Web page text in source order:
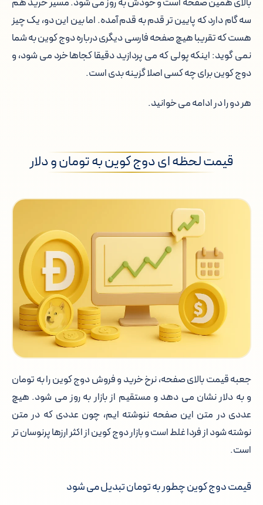
شود گفت
بهترین زمان خرید دوج کوین
نگهداری امن دوج کوین و انتخاب کیف
ارزهای مشابه دوج کوین
قبل از اینکه دکمه خرید را بزنید
سه گام دارد که پایین تر قدم به قدم آمده. اما بین این دو، یک چیز
هست که تقریبا هیچ صفحه فارسی دیگری درباره دوج کوین به شما
نمی گوید: اینکه پولی که می پردازید دقیقا کجاها خرد می شود، و
دوج کوین برای چه کسی اصلا گزینه بدی است.
هر دو را در ادامه می خوانید.
قیمت لحظه ای دوج کوین به تومان و دلار
جعبه قیمت بالای صفحه، نرخ خرید و فروش دوج کوین را به تومان
و به دلار نشان می دهد و مستقیم از بازار به روز می شود. هیچ
عددی در متن این صفحه ننوشته ایم، چون عددی که در متن
نوشته شود از فردا غلط است و بازار دوج کوین از اکثر ارزها پرنوسان تر
است.
قیمت دوج کوین چطور به تومان تبدیل می شود